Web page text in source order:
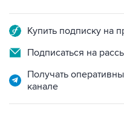
Купить подписку на
Подписаться на
Получать
канале